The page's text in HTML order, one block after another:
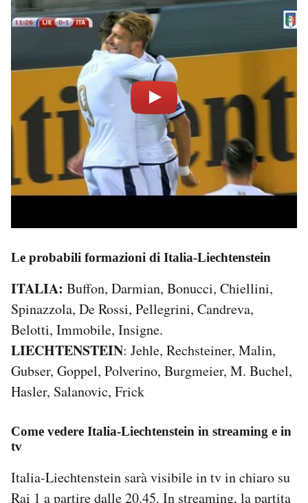
Le probabili formazioni di Italia-Liechtenstein
ITALIA: Buffon, Darmian, Bonucci, Chiellini,
Spinazzola, De Rossi, Pellegrini, Candreva,
Belotti, Immobile, Insigne.
LIECHTENSTEIN: Jehle, Rechsteiner, Malin,
Gubser, Goppel, Polverino, Burgmeier, M. Buchel,
Hasler, Salanovic, Frick
Come vedere Italia-Liechtenstein in streaming e in
tv
Italia-Liechtenstein sarà visibile in tv in chiaro su
Rai 1 a partire dalle 20.45. In streaming, la partita